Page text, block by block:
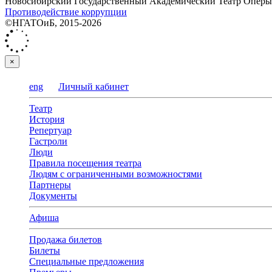
Противодействие коррупции
©НГАТОиБ, 2015-2026
×
eng Личный кабинет
Театр
История
Репертуар
Гастроли
Люди
Правила посещения театра
Людям с ограниченными возможностями
Партнеры
Документы
Афиша
Продажа билетов
Билеты
Специальные предложения